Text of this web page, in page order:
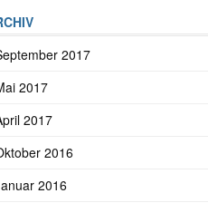
2017
2017
2017
2016
2016